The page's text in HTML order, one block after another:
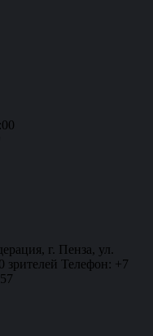
г. Пенза, ул.
зрителей Телефон: +7